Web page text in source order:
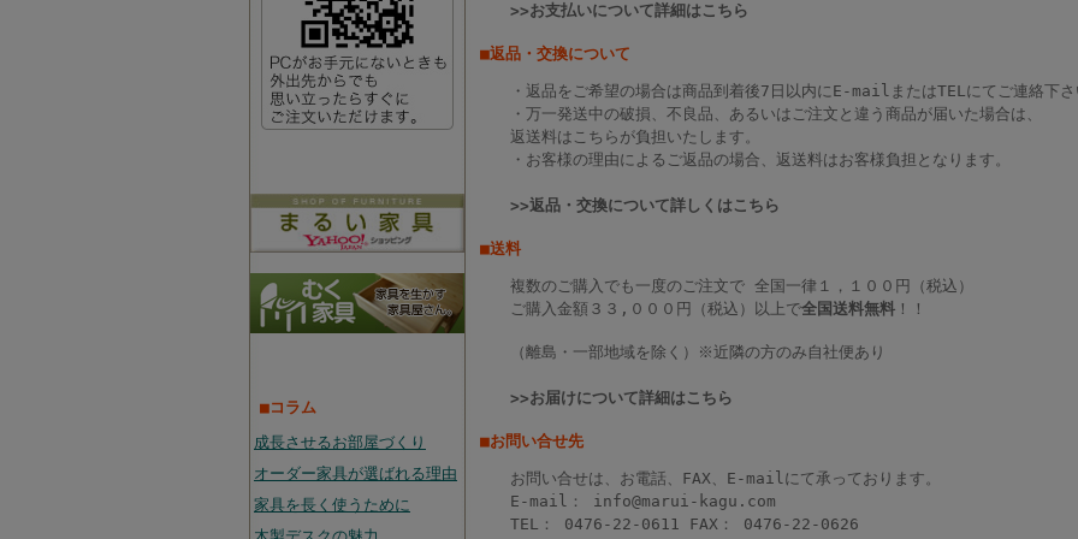
■コラム
成長させるお部屋づくり
オーダー家具が選ばれる理由
家具を長く使うために
>>お支払いについて詳細はこちら
■返品・交換について
・返品をご希望の場合は商品到着後7日以内にE-mailまたはTELにてご連絡下
・万一発送中の破損、不良品、あるいはご注文と違う商品が届いた場合は、
返送料はこちらが負担いたします。
・お客様の理由によるご返品の場合、返送料はお客様負担となります。
>>返品・交換について詳しくはこちら
■送料
複数のご購入でも一度のご注文で 全国一律１，１００円（税込）
ご購入金額３３,０００円（税込）以上で全国送料無料 ！！
（離島・一部地域を除く）※近隣の方のみ自社便あり
>>お届けについて詳細はこちら
■お問い合せ先
お問い合せは、お電話、FAX、E-mailにて承っております。
E-mail： info@marui-kagu.com
TEL： 0476-22-0611 FAX： 0476-22-0626